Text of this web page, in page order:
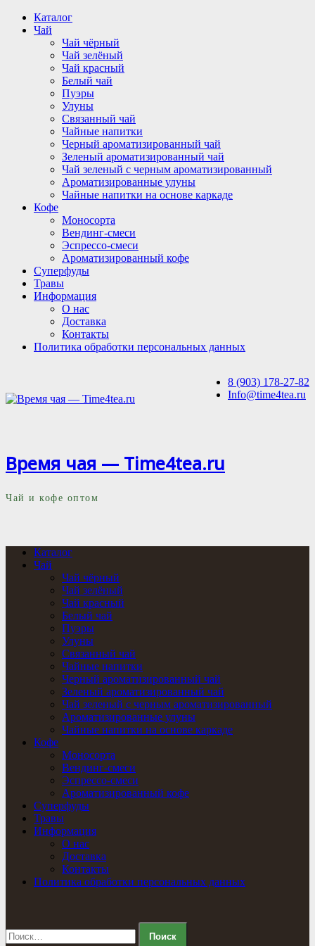
Перейти
содержимому
Каталог
Чай
Чай чёрный
Чай зелёный
Чай красный
Белый чай
Пуэры
Улуны
Связанный чай
Чайные напитки
Черный ароматизированный чай
Зеленый ароматизированный чай
Чай зеленый с черным ароматизированный
Ароматизированные улуны
Чайные напитки на основе каркаде
Кофе
Моносорта
Вендинг-смеси
Эспрессо-смеси
Ароматизированный кофе
Суперфуды
Травы
Информация
О нас
Доставка
Контакты
Политика обработки персональных данных
8 (903) 178-27-82
Info@time4tea.ru
Время чая — Time4tea.ru
Чай и кофе оптом
Каталог
Чай
Чай чёрный
Чай зелёный
Чай красный
Белый чай
Пуэры
Улуны
Связанный чай
Чайные напитки
Черный ароматизированный чай
Зеленый ароматизированный чай
Чай зеленый с черным ароматизированный
Ароматизированные улуны
Чайные напитки на основе каркаде
Кофе
Моносорта
Вендинг-смеси
Эспрессо-смеси
Ароматизированный кофе
Суперфуды
Травы
Информация
О нас
Доставка
Контакты
Политика обработки персональных данных
Найти: